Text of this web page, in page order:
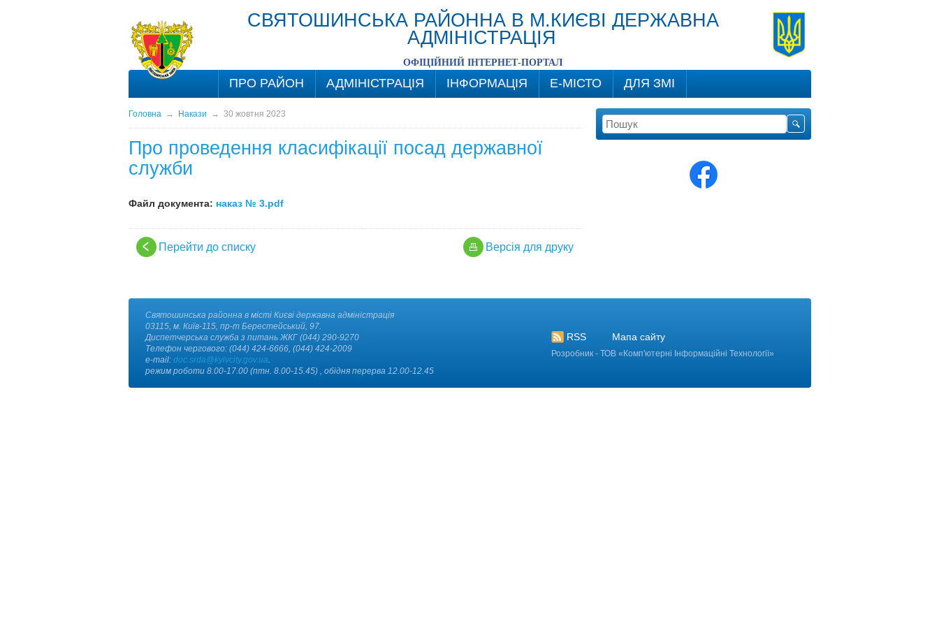
СВЯТОШИНСЬКА РАЙОННА В М.КИЄВІ ДЕРЖАВНА
АДМІНІСТРАЦІЯ
ОФІЦІЙНИЙ ІНТЕРНЕТ-ПОРТАЛ
ПРО РАЙОН АДМІНІСТРАЦІЯ ІНФОРМАЦІЯ Е-МІСТО ДЛЯ ЗМІ
Головна→ Накази → 30 жовтня 2023
Про проведення класифікації посад державної
служби
Файл документа: наказ № 3.pdf
Перейти до списку Версiя для друку
Святошинська районна в місті Києві державна адміністрація
03115, м. Київ-115, пр-т Берестейський, 97.
Диспетчерська служба з питань ЖКГ (044) 290-9270
Телефон чергового: (044) 424-6666, (044) 424-2009
e-mail: doc.srda@kyivcity.gov.ua.
режим роботи 8.00-17.00 (птн. 8.00-15.45) , обідня перерва 12.00-12.45
RSS Мапа сайту
Розробник - ТОВ « Комп'ютерні Інформаційні Технології»